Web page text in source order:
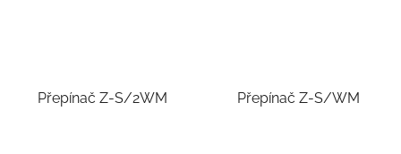
Přepínač Z-S/2WM Přepínač Z-S/WM